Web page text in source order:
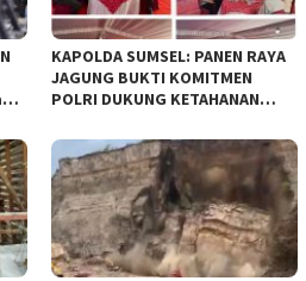
KAPOLDA SUMSEL: PANEN RAYA
JAGUNG BUKTI KOMITMEN
POLRI DUKUNG KETAHANAN